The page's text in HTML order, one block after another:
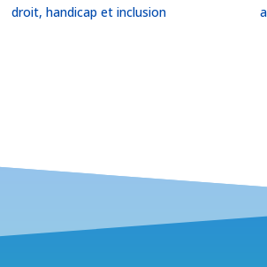
droit, handicap et inclusion